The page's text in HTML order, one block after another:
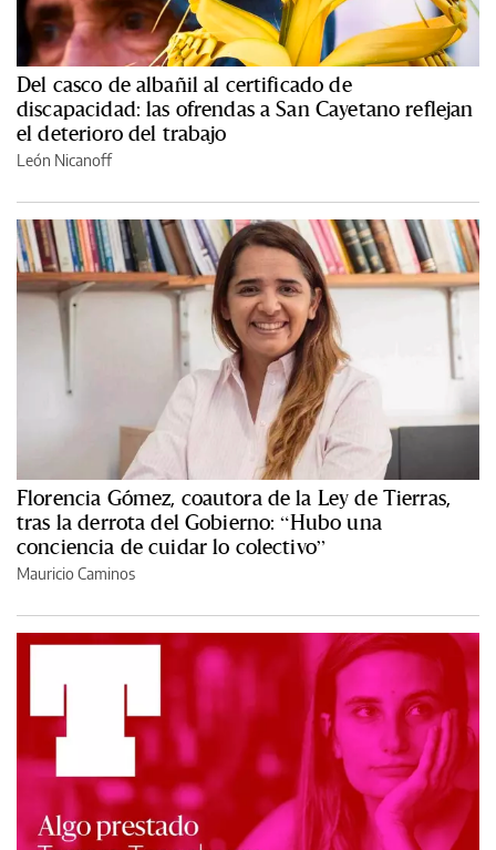
Del casco de albañil al certificado de
discapacidad: las ofrendas a San Cayetano reflejan
el deterioro del trabajo
León Nicanoff
Florencia Gómez, coautora de la Ley de Tierras,
tras la derrota del Gobierno: “Hubo una
conciencia de cuidar lo colectivo”
Mauricio Caminos